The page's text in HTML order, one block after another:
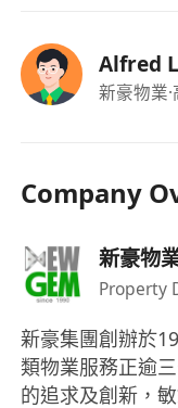
Alfred
新豪物業
Company
新豪物
Property
新豪集團創辦於
類物業服務正逾
的追求及創新，